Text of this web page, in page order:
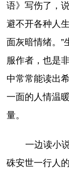
语》写伤了，
避不开各种人
面灰暗情绪。”
服作者，也是
中常常能读出
一面的人情温
量。
一边读小
硃安世一行人